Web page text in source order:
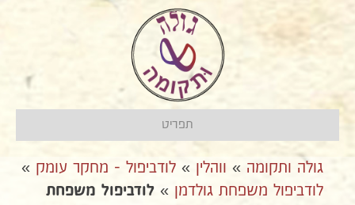
תפריט
גולה ותקומה » ווהלין » לודביפול - מחקר עומק »
לודביפול משפחת גולדמן » לודביפול משפחת